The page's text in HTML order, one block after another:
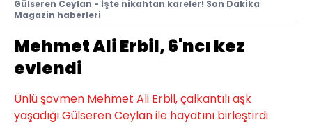
Gülseren Ceylan - İşte nikahtan kareler! Son Dakika
Magazin haberleri
Mehmet Ali Erbil, 6'ncı kez
evlendi
Ünlü şovmen Mehmet Ali Erbil, çalkantılı aşk
yaşadığı Gülseren Ceylan ile hayatını birleştirdi